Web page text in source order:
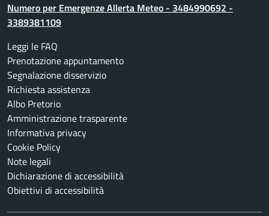
Numero per Emergenze Allerta Meteo - 3484990692 -
3389381109
Leggi le FAQ
Prenotazione appuntamento
Segnalazione disservizio
Richiesta assistenza
Albo Pretorio
Amministrazione trasparente
Informativa privacy
Cookie Policy
Note legali
Dichiarazione di accessibilità
Obiettivi di accessibilità